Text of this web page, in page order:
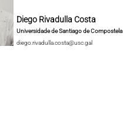
Diego Rivadulla Costa
Universidade de Santiago de Compostela
diego.rivadulla.costa@usc.gal